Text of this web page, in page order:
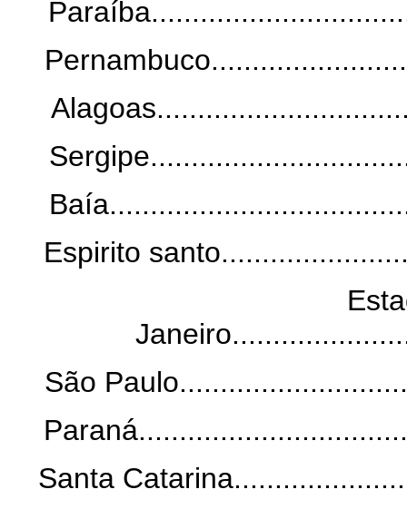
Espirito
São
Santa